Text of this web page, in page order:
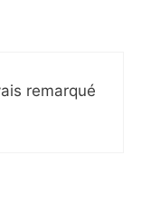
remarqué